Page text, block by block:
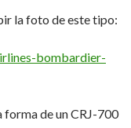
la foto de este tipo:
bombardier-
forma de un CRJ-700